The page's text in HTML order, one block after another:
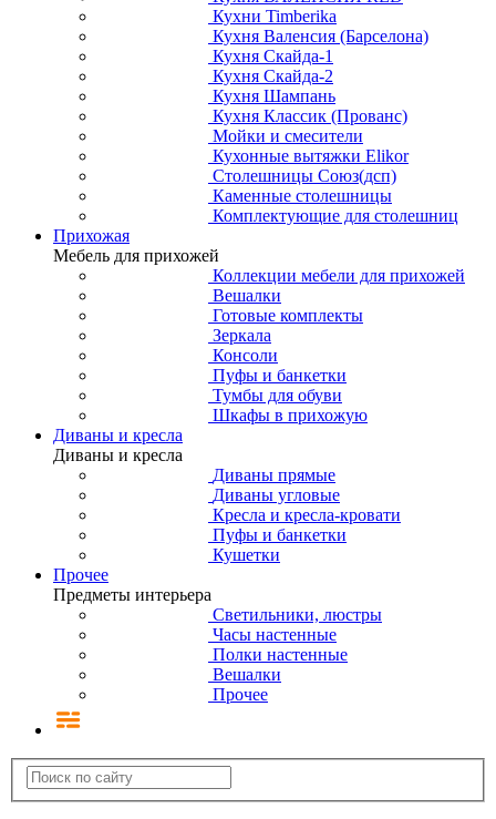
Кухни Timberika
Кухня Валенсия (Барселона)
Кухня Скайда-1
Кухня Скайда-2
Кухня Шампань
Кухня Классик (Прованс)
Мойки и смесители
Кухонные вытяжки Elikor
Столешницы Союз(дсп)
Каменные столешницы
Комплектующие для столешниц
Прихожая
Мебель для прихожей
Коллекции мебели для прихожей
Вешалки
Готовые комплекты
Зеркала
Консоли
Пуфы и банкетки
Тумбы для обуви
Шкафы в прихожую
Диваны и кресла
Диваны и кресла
Диваны прямые
Диваны угловые
Кресла и кресла-кровати
Пуфы и банкетки
Кушетки
Прочее
Предметы интерьера
Светильники, люстры
Часы настенные
Полки настенные
Вешалки
Прочее